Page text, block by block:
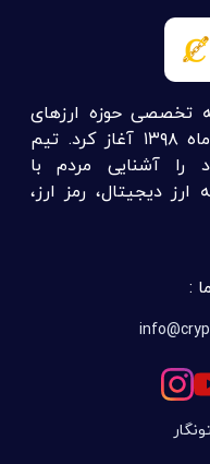
تخصصی حوزه ارزهای
دیجیتال، فعالیت خود را از تیر ماه ۱۳۹۸ آغاز کرد. تیم
را آشنایی مردم با
دیجیتال، رمز ارز،
: